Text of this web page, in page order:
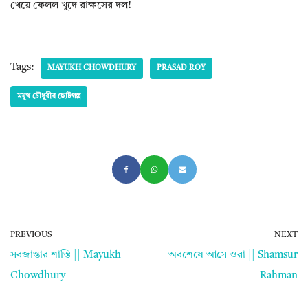
খেয়ে ফেলল খুদে রাক্ষসের দল!
Tags: MAYUKH CHOWDHURY PRASAD ROY
ময়ূখ চৌধুরীর ছোটগল্প
PREVIOUS
সবজান্তার শাস্তি || Mayukh
Chowdhury
NEXT
অবশেষে আসে ওরা || Shamsur
Rahman